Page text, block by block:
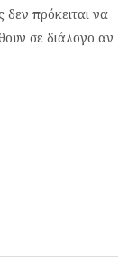
πρόκειται να
σε διάλογο αν